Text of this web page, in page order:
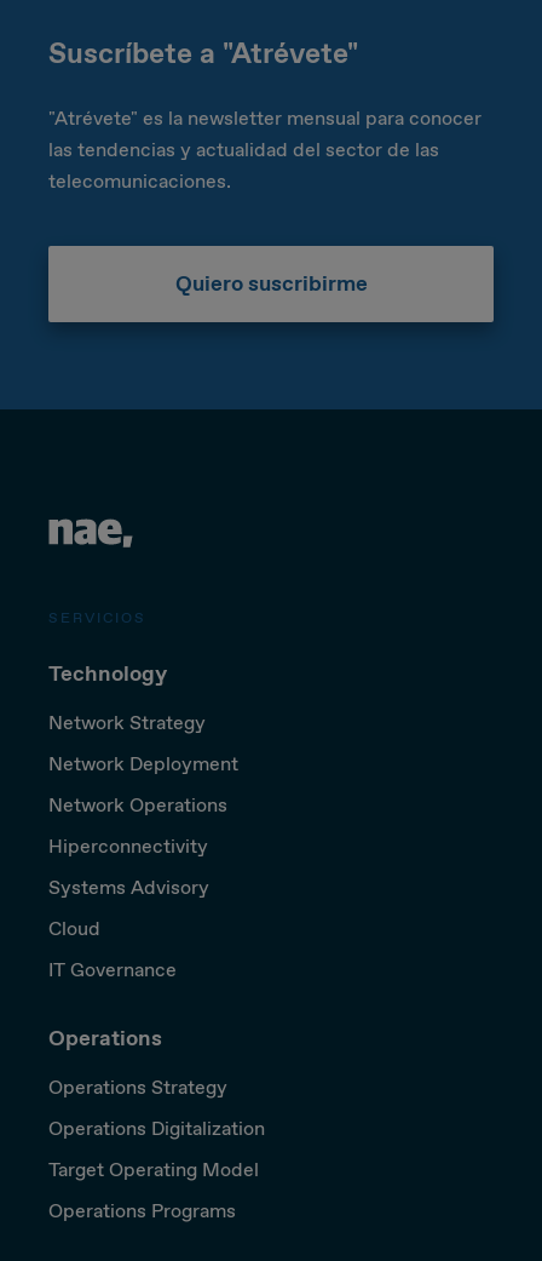
Suscríbete a "Atrévete"
"Atrévete" es la newsletter mensual para conocer
las tendencias y actualidad del sector de las
telecomunicaciones.
Quiero suscribirme
SERVICIOS
Technology
Network Strategy
Network Deployment
Network Operations
Hiperconnectivity
Systems Advisory
Cloud
IT Governance
Operations
Operations Strategy
Operations Digitalization
Target Operating Model
Operations Programs